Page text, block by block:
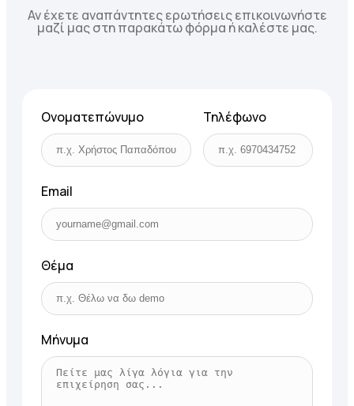
Αν έχετε αναπάντητες ερωτήσεις επικοινωνήστε
μαζί μας στη παρακάτω φόρμα ή καλέστε μας.
Ονοματεπώνυμο Τηλέφωνο
Email
Θέμα
Μήνυμα